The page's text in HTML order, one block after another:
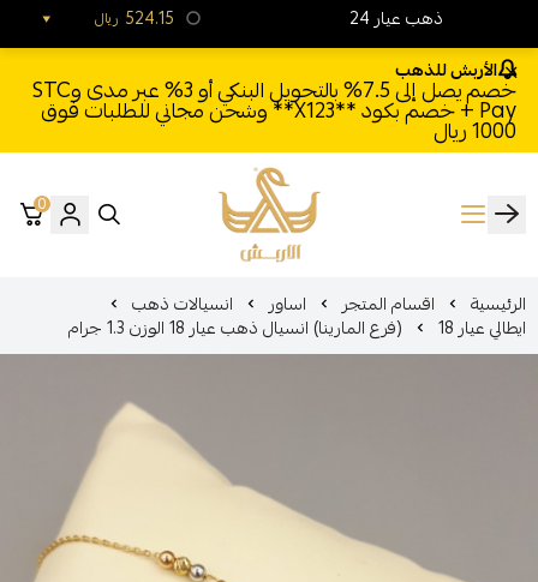
الأربش للذهب
خصم يصل إلى 7.5% بالتحويل البنكي أو 3% عبر مدى وSTC
Pay + خصم بكود **X123** وشحن مجاني للطلبات فوق
1000 ريال
الأربش للذهب
0
الرئيسية اقسام المتجر اساور انسيالات ذهب
ايطالي عيار 18 (فرع المارينا) انسيال ذهب عيار 18 الوزن 1.3 جرام
24 ذهب عيار ريال 524.15